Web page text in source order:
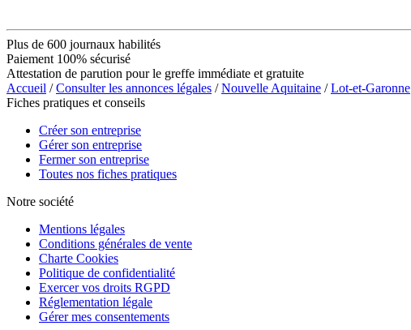
Plus de 600 journaux habilités
Paiement 100% sécurisé
Attestation de parution pour le greffe immédiate et gratuite
Accueil /Consulter les annonces légales /Nouvelle Aquitaine /Lot-et-Garonne
Fiches pratiques et conseils
Créer son entreprise
Gérer son entreprise
Fermer son entreprise
Toutes nos fiches pratiques
Notre société
Mentions légales
Conditions générales de vente
Charte Cookies
Politique de confidentialité
Exercer vos droits RGPD
Réglementation légale
Gérer mes consentements